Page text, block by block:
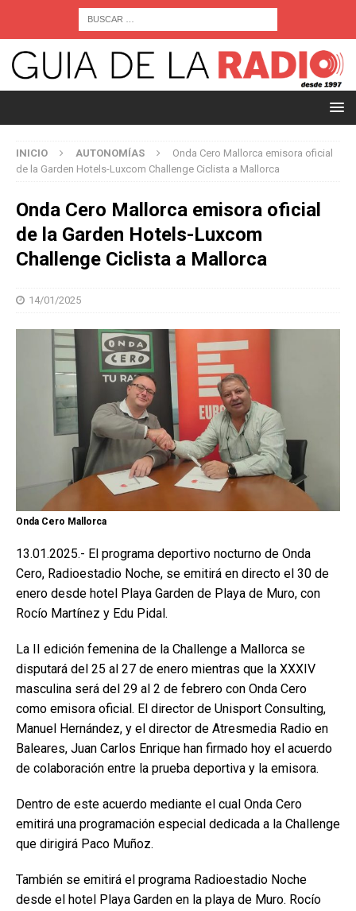
INICIO AUTONOMÍAS
Onda Cero Mallorca emisora oficial
de la Garden Hotels-Luxcom Challenge Ciclista a Mallorca
Onda Cero Mallorca emisora oficial
de la Garden Hotels-Luxcom
Challenge Ciclista a Mallorca
14/01/2025
Onda Cero Mallorca
13.01.2025.- El programa deportivo nocturno de Onda
Cero, Radioestadio Noche, se emitirá en directo el 30 de
enero desde hotel Playa Garden de Playa de Muro, con
Rocío Martínez y Edu Pidal.
La II edición femenina de la Challenge a Mallorca se
disputará del 25 al 27 de enero mientras que la XXXIV
masculina será del 29 al 2 de febrero con Onda Cero
como emisora oficial. El director de Unisport Consulting,
Manuel Hernández, y el director de Atresmedia Radio en
Baleares, Juan Carlos Enrique han firmado hoy el acuerdo
de colaboración entre la prueba deportiva y la emisora.
Dentro de este acuerdo mediante el cual Onda Cero
emitirá una programación especial dedicada a la Challenge
que dirigirá Paco Muñoz.
También se emitirá el programa Radioestadio Noche
desde el hotel Playa Garden en la playa de Muro. Rocío